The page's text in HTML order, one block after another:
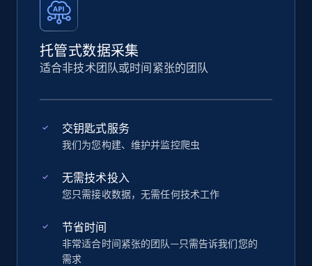
托管式数据采集
适合非技术团队或时间紧张的团队
交钥匙式服务
我们为您构建、维护并监控爬虫
无需技术投入
您只需接收数据，无需任何技术工作
节省时间
非常适合时间紧张的团队—只需告诉我们您的
需求